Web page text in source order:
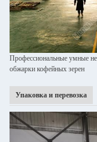
Профессиональные умные
обжарки кофейных зерен
Упаковка и перевозка